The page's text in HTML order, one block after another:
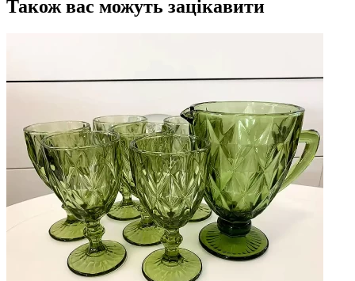
Також вас можуть зацікавити